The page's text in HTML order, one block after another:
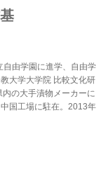
由学園に進学、自由学
大学大学院 比較文化研
の大手漬物メーカーに
国工場に駐在。2013年